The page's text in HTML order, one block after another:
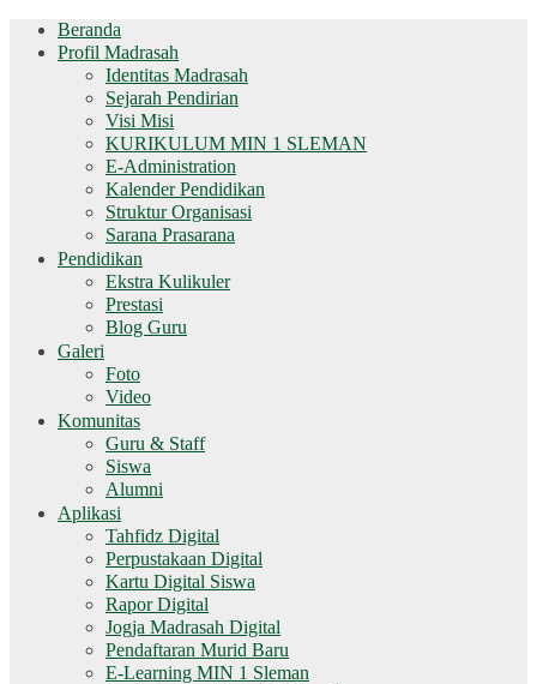
Beranda
Profil Madrasah
Identitas Madrasah
Sejarah Pendirian
Visi Misi
KURIKULUM MIN 1 SLEMAN
E-Administration
Kalender Pendidikan
Struktur Organisasi
Sarana Prasarana
Pendidikan
Ekstra Kulikuler
Prestasi
Blog Guru
Galeri
Foto
Video
Komunitas
Guru & Staff
Siswa
Alumni
Aplikasi
Tahfidz Digital
Perpustakaan Digital
Kartu Digital Siswa
Rapor Digital
Jogja Madrasah Digital
Pendaftaran Murid Baru
E-Learning MIN 1 Sleman